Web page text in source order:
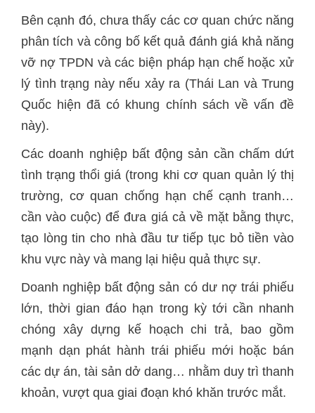
Bên cạnh đó, chưa thấy các cơ quan chức năng
phân tích và công bố kết quả đánh giá khả năng
vỡ nợ TPDN và các biện pháp hạn chế hoặc xử
lý tình trạng này nếu xảy ra (Thái Lan và Trung
Quốc hiện đã có khung chính sách về vấn đề
này).
Các doanh nghiệp bất động sản cần chấm dứt
tình trạng thổi giá (trong khi cơ quan quản lý thị
trường, cơ quan chống hạn chế cạnh tranh…
cần vào cuộc) để đưa giá cả về mặt bằng thực,
tạo lòng tin cho nhà đầu tư tiếp tục bỏ tiền vào
khu vực này và mang lại hiệu quả thực sự.
Doanh nghiệp bất động sản có dư nợ trái phiếu
lớn, thời gian đáo hạn trong kỳ tới cần nhanh
chóng xây dựng kế hoạch chi trả, bao gồm
mạnh dạn phát hành trái phiếu mới hoặc bán
các dự án, tài sản dở dang… nhằm duy trì thanh
khoản, vượt qua giai đoạn khó khăn trước mắt.